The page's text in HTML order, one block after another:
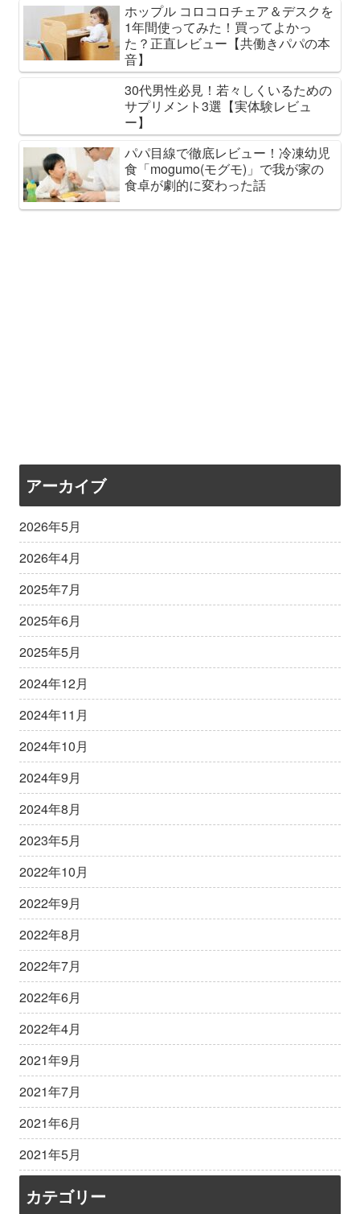
ホップル コロコロチェア＆デスクを
1年間使ってみた！買ってよかっ
た？正直レビュー【共働きパパの本
音】
30代男性必見！若々しくいるための
サプリメント3選【実体験レビュ
ー】
パパ目線で徹底レビュー！冷凍幼児
食「mogumo(モグモ)」で我が家の
食卓が劇的に変わった話
アーカイブ
2026年5月
2026年4月
2025年7月
2025年6月
2025年5月
2024年12月
2024年11月
2024年10月
2024年9月
2024年8月
2023年5月
2022年10月
2022年9月
2022年8月
2022年7月
2022年6月
2022年4月
2021年9月
2021年7月
2021年6月
2021年5月
カテゴリー